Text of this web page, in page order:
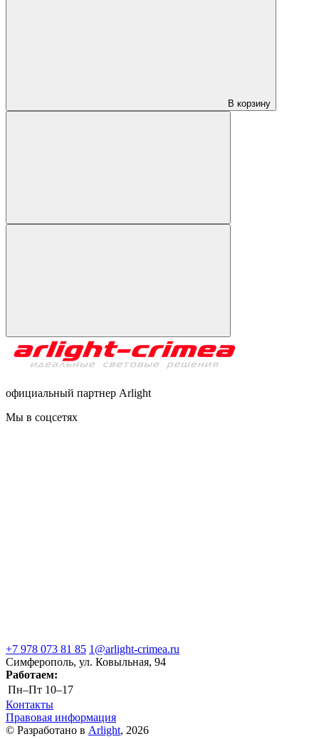
В корзину
официальный партнер Arlight
Мы в соцсетях
+7 978 073 81 85 1@arlight-crimea.ru
Симферополь, ул. Ковыльная, 94
Работаем:
Пн–Пт 10–17
Контакты
Правовая информация
© Разработано в Arlight, 2026